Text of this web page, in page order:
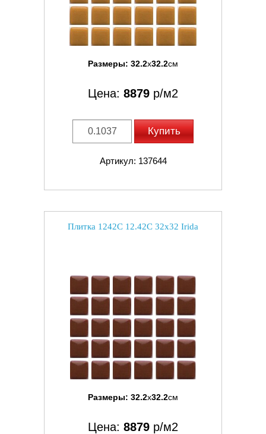
Размеры: 32.2x32.2см
Цена: 8879 р/м2
Купить
Артикул: 137644
Плитка 1242C 12.42C 32x32 Irida
Размеры: 32.2x32.2см
Цена: 8879 р/м2